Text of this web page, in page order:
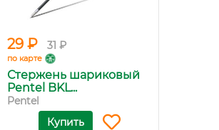
29 ₽ 31 ₽
по карте
Стержень шариковый
Pentel BKL...
Pentel
Купить